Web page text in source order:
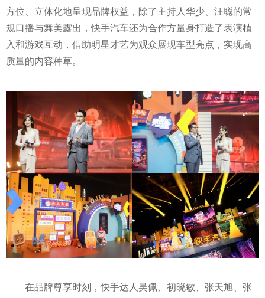
方位、立体化地呈现品牌权益，除了主持人华少、汪聪的常
规口播与舞美露出，快手汽车还为合作方量身打造了表演植
入和游戏互动，借助明星才艺为观众展现车型亮点，实现高
质量的内容种草。
在品牌尊享时刻，快手达人吴佩、初晓敏、张天旭、张